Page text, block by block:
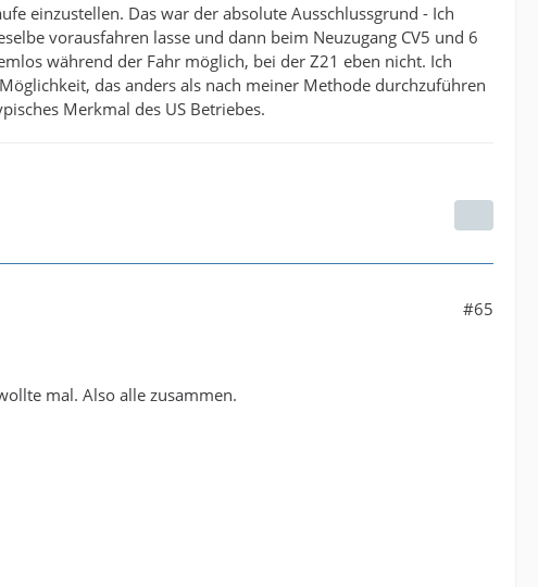
einzustellen. Das war der absolute Ausschlussgrund - Ich
vorausfahren lasse und dann beim Neuzugang CV5 und 6
während der Fahr möglich, bei der Z21 eben nicht. Ich
Möglichkeit, das anders als nach meiner Methode durchzuführen
Merkmal des US Betriebes.
#65
mal. Also alle zusammen.